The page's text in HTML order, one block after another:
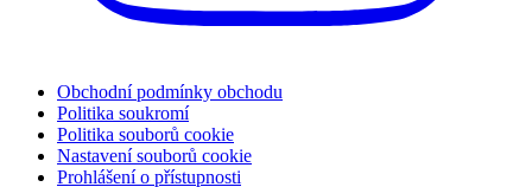
Obchodní podmínky obchodu
Politika soukromí
Politika souborů cookie
Nastavení souborů cookie
Prohlášení o přístupnosti